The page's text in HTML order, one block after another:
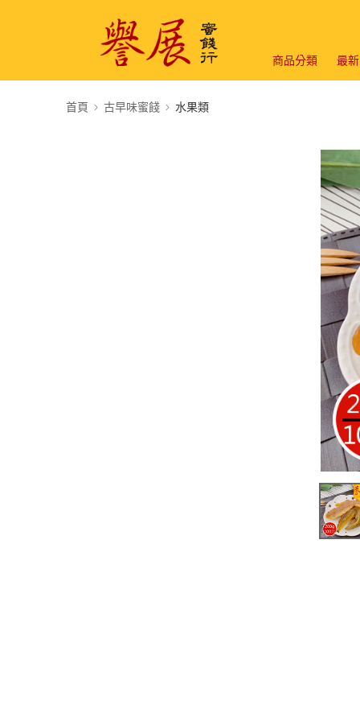
商品分類 最
首頁 古早味蜜餞 水果類